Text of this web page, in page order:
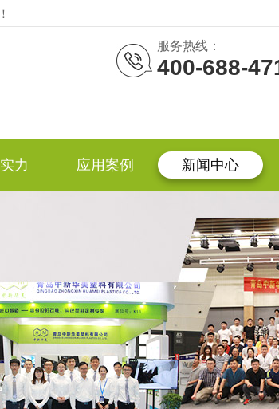
服务热线：
400-688-
力 应用案例 新闻中心